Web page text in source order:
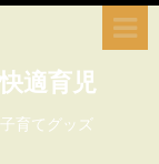
適育児
育てグッズ